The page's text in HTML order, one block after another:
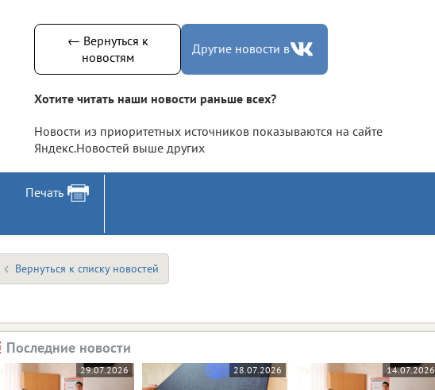
← Вернуться к
новостям
Другие новости в
Хотите читать наши новости раньше всех?
Новости из приоритетных источников показываются на сайте
Яндекс.Новостей выше других
Печать
Вернуться к списку новостей
Последние новости
29.07.2026 28.07.2026 14.07.2026